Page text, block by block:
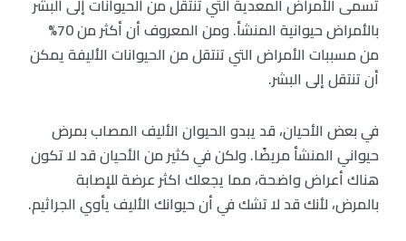
تسمى الأمراض المعدية التي تنتقل من الحيوانات إلى البشر
بالأمراض حيوانية المنشأ. ومن المعروف أن أكثر من 70%
من مسببات الأمراض التي تنتقل من الحيوانات الأليفة يمكن
أن تنتقل إلى البشر.
في بعض الأحيان، قد يبدو الحيوان الأليف المصاب بمرض
حيواني المنشأ مريضًا. ولكن في كثير من الأحيان قد لا تكون
هناك أعراض واضحة، مما يجعلك اكثر عرضة للإصابة
بالمرض، لأنك قد لا تشك في أن حيوانك الأليف يأوي الجراثيم.